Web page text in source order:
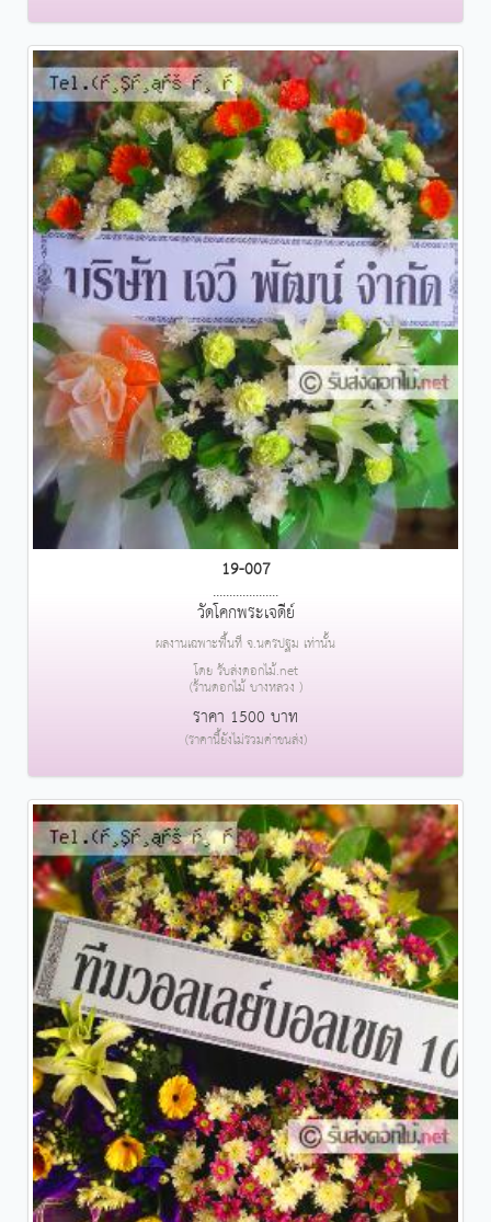
19-007
....................
วัดโคกพระเจดีย์
ผลงานเฉพาะพื้นที่ จ.นครปฐม เท่านั้น
โดย รับส่งดอกไม้.net
(ร้านดอกไม้ บางหลวง )
ราคา 1500 บาท
(ราคานี้ยังไม่รวมค่าขนส่ง)